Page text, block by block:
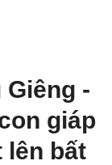
-
giáp
lên bất